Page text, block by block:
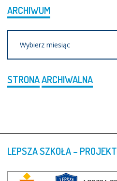
ARCHIWUM
STRONAARCHIWALNA
LEPSZASZKOŁA– PROJEKT